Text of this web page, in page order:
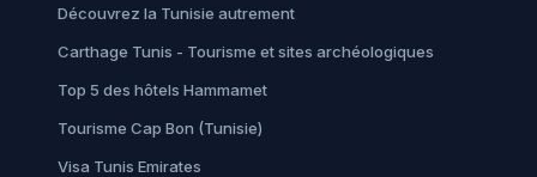
Découvrez la Tunisie autrement
Carthage Tunis - Tourisme et sites archéologiques
Top 5 des hôtels Hammamet
Tourisme Cap Bon (Tunisie)
Visa Tunis Emirates